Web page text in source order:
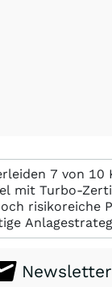
7 von 10
mit Turbo-
risikoreiche
Newsletter